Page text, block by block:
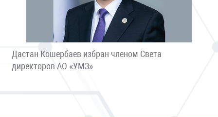
Дастан Кошербаев избран членом Света
директоров АО «УМЗ»